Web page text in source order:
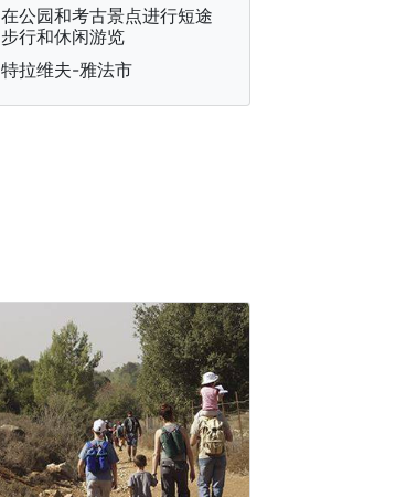
在公园和考古景点进行短途
步行和休闲游览
特拉维夫-雅法市